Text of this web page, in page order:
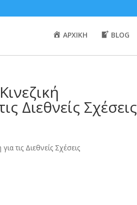
ΑΡΧΙΚΗ BLOG
Διεθνείς Σχέσεις